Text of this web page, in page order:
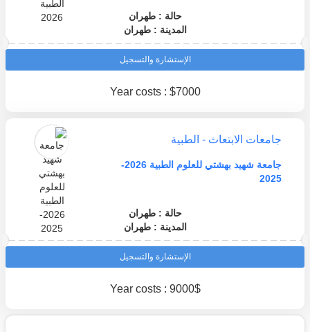
حالة : طهران
المدينة : طهران
الإستشارة والتسجيل
Year costs : $7000
جامعات الابتعاث - الطبية
جامعة شهيد بهشتي للعلوم الطبية 2026-
2025
حالة : طهران
المدينة : طهران
الإستشارة والتسجيل
Year costs : 9000$